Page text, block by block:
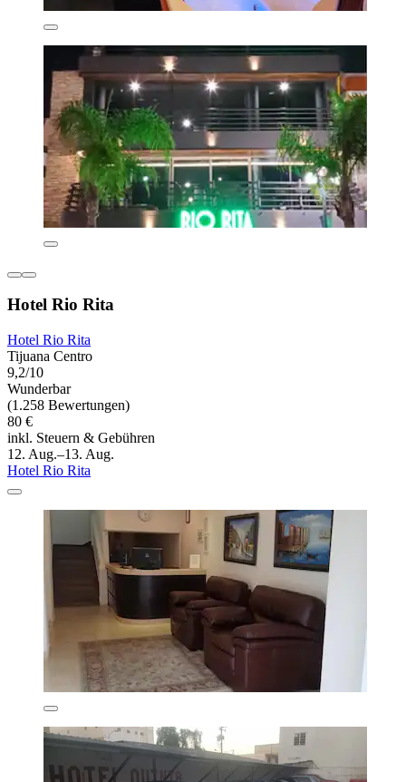
Hotel Rio Rita
Hotel Rio Rita
Tijuana Centro
9,2/10
Wunderbar
(1.258 Bewertungen)
80 €
inkl. Steuern & Gebühren
12. Aug.–13. Aug.
Hotel Rio Rita